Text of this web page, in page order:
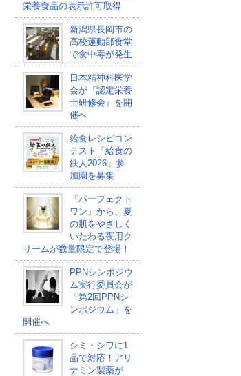
栄養食品の表示許可取得
新潟県長岡市の
高校運動部食堂
で食中毒が発生
日本精神科医学
会が『認定栄養
士研修会』を開
催へ
給食レシピコン
テスト「給食の
鉄人2026」参
加園を募集
『パーフェクト
ワン』から、夏
の肌をやさしく
いたわる夜用ク
リームが数量限定で登場！
PPNシンポジウ
ム実行委員会が
「第2回PPNシ
ンポジウム」を
開催へ
シミ・シワに1
品で対応！アリ
ナミン製薬が